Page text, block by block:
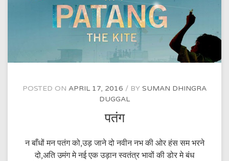
POSTED ON APRIL 17, 2016 BY SUMAN DHINGRA
DUGGAL
पतंग
न बाँधों मन पतंग को,उड़ जाने दो नवीन नभ की ओर हंस सम भरने
दो,अति उमंग मे नई एक उड़ान स्वतंत्र भावों की डोर मे बंध